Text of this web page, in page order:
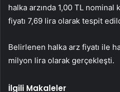
halka arzında 1,00 TL
fiyatı 7,69 lira olarak tespit
Belirlenen halka arz fiyatı ile
milyon lira olarak gerçekleşti.
İlgili Makaleler